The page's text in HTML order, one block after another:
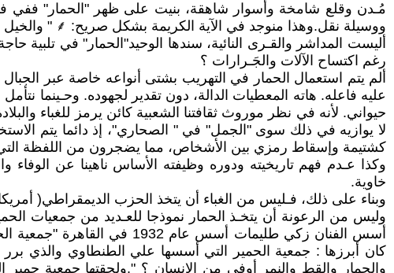
مُـدن وقلع شامخة وأسوار شاهقة، بنيت على ظهر "الحمار" ففي
ووسيلة نقل.وهذا منوجد في الآية الكريمة بشكل صريح: ⸙ " والخيل
أليست المداشر والقـرى النائية، سندها الوحيد"الحمار" في تلبية
رغم اكتساح الآلات والجَـرارات ؟
ألم يتم استعمال الحمار في التهريب بشتى أنواعه خاصة عبر
عليه فاعله. هاته المعطيات الدالة، دون تقدير لجهوده. وحـينما
حيواني. لأنه في نظر موروث ثقافتنا الشعبية كائن يرمز للغباء
لا يوازيه في ذلك سوى "الجمل" في " الصحاري"، إذ دائما يتم
كشتيمة وإسقاط رمزي بين الأشخاص، مما يضجرون من اللفظة التي
وكذا عـدم فهم تاريخيته ودوره وظيفته الأساس ناهينا عن
خاوية.
وبناء على ذلك، فـليس من الغباء أن يتخذ الحزب الديمقراطي(
وليس من الرعونة أن يتخـذ الحمار نموذجا للعـديد من جمعيات
كان أبرزها : جمعية الحمير التي أسسها علي الطنطاوي والذي
والحمار والقط والنمر أوفى من الإنسان ؟ ".ولحقتها جمعية حمير